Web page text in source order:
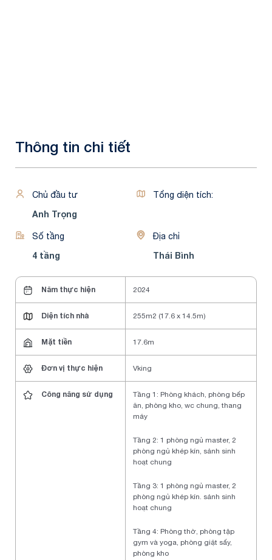
Thông tin chi tiết
Chủ đầu tư
Anh Trọng
Tổng diện tích:
Số tầng
4 tầng
Địa chỉ
Thái Bình
Năm thực hiện 2024
Diện tích nhà 255m2 (17.6 x 14.5m)
Mặt tiền 17.6m
Đơn vị thực hiện Vking
Công năng sử dụng
Tầng 1: Phòng khách, phòng bếp
ăn, phòng kho, wc chung, thang
máy
Tầng 2: 1 phòng ngủ master, 2
phòng ngủ khép kín, sảnh sinh
hoạt chung
Tầng 3: 1 phòng ngủ master, 2
phòng ngủ khép kín. sảnh sinh
hoạt chung
Tầng 4: Phòng thờ, phòng tập
gym và yoga, phòng giặt sấy,
phòng kho